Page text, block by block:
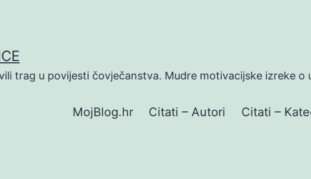
trag u povijesti čovječanstva. Mudre motivacijske izreke o
MojBlog.hr Citati – Autori Citati –